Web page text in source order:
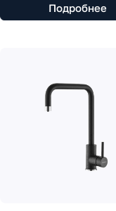
Подробнее